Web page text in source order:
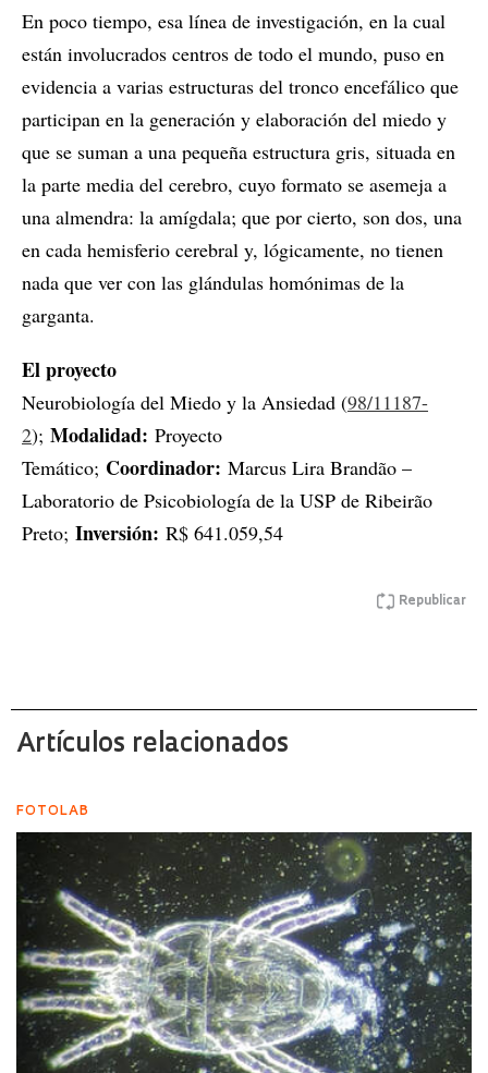
En poco tiempo, esa línea de investigación, en la cual
están involucrados centros de todo el mundo, puso en
evidencia a varias estructuras del tronco encefálico que
participan en la generación y elaboración del miedo y
que se suman a una pequeña estructura gris, situada en
la parte media del cerebro, cuyo formato se asemeja a
una almendra: la amígdala; que por cierto, son dos, una
en cada hemisferio cerebral y, lógicamente, no tienen
nada que ver con las glándulas homónimas de la
garganta.
El proyecto
Neurobiología del Miedo y la Ansiedad (98/11187-
2); Modalidad: Proyecto
Temático; Coordinador: Marcus Lira Brandão –
Laboratorio de Psicobiología de la USP de Ribeirão
Preto; Inversión: R$ 641.059,54
Republicar